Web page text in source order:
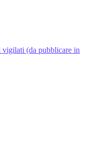
(da pubblicare in